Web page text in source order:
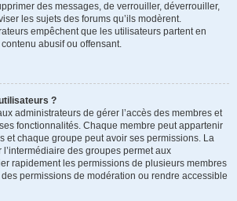
des messages, de verrouiller, déverrouiller,
les sujets des forums qu’ils modèrent.
empêchent que les utilisateurs partent en
abusif ou offensant.
?
administrateurs de gérer l’accès des membres et
fonctionnalités. Chaque membre peut appartenir
et chaque groupe peut avoir ses permissions. La
des groupes permet aux
rapidement les permissions de plusieurs membres
permissions de modération ou rendre accessible